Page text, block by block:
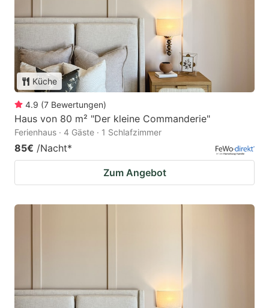
Küche
4.9 (7 Bewertungen)
Haus von 80 m² "Der kleine Commanderie"
Ferienhaus · 4 Gäste · 1 Schlafzimmer
85€ /Nacht*
Zum Angebot